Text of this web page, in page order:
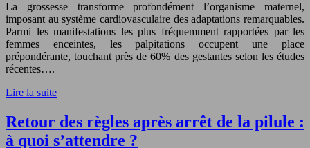
La grossesse transforme profondément l’organisme maternel,
imposant au système cardiovasculaire des adaptations remarquables.
Parmi les manifestations les plus fréquemment rapportées par les
femmes enceintes, les palpitations occupent une place
prépondérante, touchant près de 60% des gestantes selon les études
récentes….
Lire la suite
Retour des règles après arrêt de la pilule :
à quoi s’attendre ?